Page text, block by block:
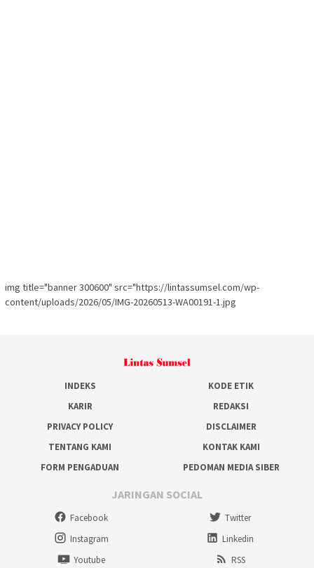
img title="banner 300600" src="https://lintassumsel.com/wp-
content/uploads/2026/05/IMG-20260513-WA00191-1.jpg
INDEKS
KODE ETIK
KARIR
REDAKSI
PRIVACY POLICY
DISCLAIMER
TENTANG KAMI
KONTAK KAMI
FORM PENGADUAN
PEDOMAN MEDIA SIBER
JARINGAN SOCIAL
Facebook
Twitter
Instagram
Linkedin
Youtube
RSS